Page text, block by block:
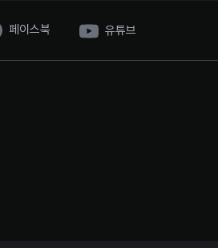
페이스북 유튜브